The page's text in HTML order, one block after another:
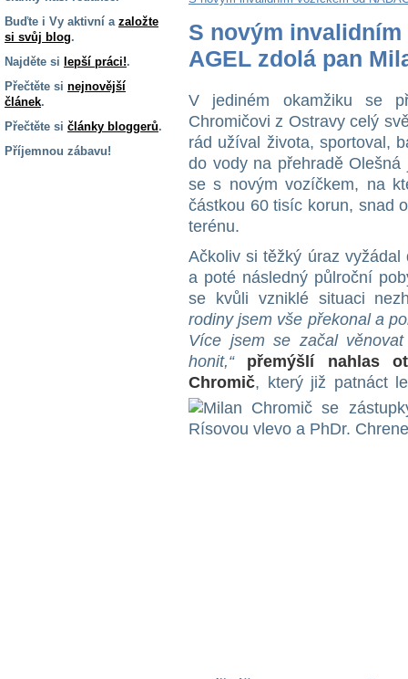
Buďte i Vy aktivní a založte
si svůj blog.
Najděte si lepší práci!.
Přečtěte si nejnovější
článek.
Přečtěte si články bloggerů.
Příjemnou zábavu!
S novým
AGEL zdolá pan
V jediném okamžiku se
Chromičovi z Ostravy celý
rád užíval života, sportoval,
do vody na přehradě
se s novým vozíčkem, na
částkou 60 tisíc korun, snad
terénu.
Ačkoliv si těžký úraz
a poté následný půlroční
se kvůli vzniklé situaci
rodiny jsem vše překonal a
Více jsem se začal
honit,“
přemýšlí nahlas
Chromič, který již patnáct